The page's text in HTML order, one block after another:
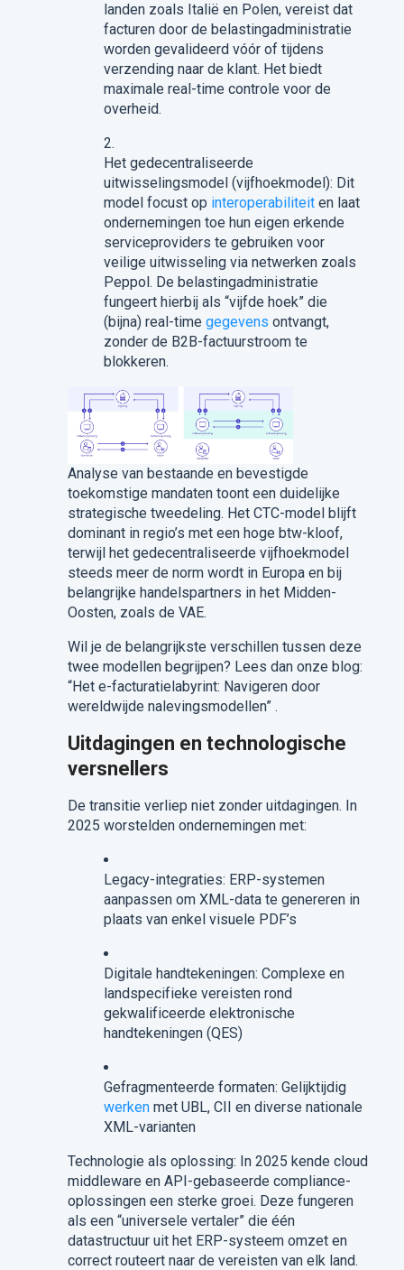
landen zoals Italië en Polen, vereist dat
facturen door de belastingadministratie
worden gevalideerd vóór of tijdens
verzending naar de klant. Het biedt
maximale real-time controle voor de
overheid.
Het gedecentraliseerde
uitwisselingsmodel (vijfhoekmodel): Dit
model focust op interoperabiliteiten laat
ondernemingen toe hun eigen erkende
serviceproviders te gebruiken voor
veilige uitwisseling via netwerken zoals
Peppol. De belastingadministratie
fungeert hierbij als “vijfde hoek” die
(bijna) real-time gegevens ontvangt,
zonder de B2B-factuurstroom te
blokkeren.
Analyse van bestaande en bevestigde
toekomstige mandaten toont een duidelijke
strategische tweedeling. Het CTC-model blijft
dominant in regio’s met een hoge btw-kloof,
terwijl het gedecentraliseerde vijfhoekmodel
steeds meer de norm wordt in Europa en bij
belangrijke handelspartners in het Midden-
Oosten, zoals de VAE.
Wil je de belangrijkste verschillen tussen deze
twee modellen begrijpen? Lees dan onze blog:
“Het e-facturatielabyrint: Navigeren door
wereldwijde nalevingsmodellen” .
Uitdagingen en technologische
versnellers
De transitie verliep niet zonder uitdagingen. In
2025 worstelden ondernemingen met:
Legacy-integraties: ERP-systemen
aanpassen om XML-data te genereren in
plaats van enkel visuele PDF’s
Digitale handtekeningen: Complexe en
landspecifieke vereisten rond
gekwalificeerde elektronische
handtekeningen (QES)
Gefragmenteerde formaten: Gelijktijdig
werkenmet UBL, CII en diverse nationale
XML-varianten
Technologie als oplossing: In 2025 kende cloud
middleware en API-gebaseerde compliance-
oplossingen een sterke groei. Deze fungeren
als een “universele vertaler” die één
datastructuur uit het ERP-systeem omzet en
correct routeert naar de vereisten van elk land.